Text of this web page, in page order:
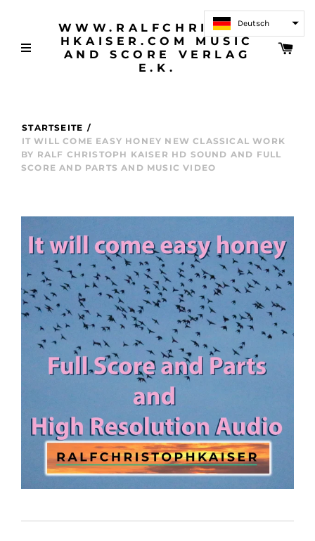
WWW.RALFCHRISTOP
HKAISER.COM MUSIC
AND SCORE VERLAG
E.K.
STARTSEITE /
IT WILL COME EASY HONEY NEW CLASSICAL WORK
BY RALF CHRISTOPH KAISER HD SOUND AND FULL
SCORE AND PARTS AND MUSIC VIDEO
Deutsch